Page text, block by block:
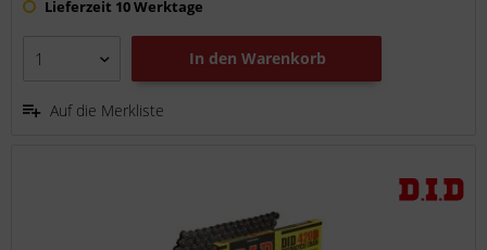
Lieferzeit 10 Werktage
In den Warenkorb
Auf die Merkliste